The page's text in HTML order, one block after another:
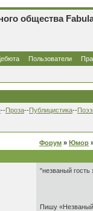
общества
Пользователи
--Проза--Публицистика--
Форум » Юмор
"незваный
Пишу «Незваный